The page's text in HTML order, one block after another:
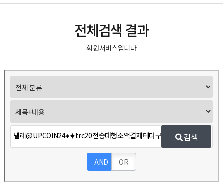
전체검색 결과
회원서비스입니다
검색
AND OR